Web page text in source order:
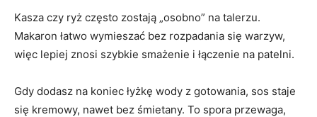
Kasza czy ryż często zostają „osobno” na talerzu.
Makaron łatwo wymieszać bez rozpadania się warzyw,
więc lepiej znosi szybkie smażenie i łączenie na patelni.
Gdy dodasz na koniec łyżkę wody z gotowania, sos staje
się kremowy, nawet bez śmietany. To spora przewaga,